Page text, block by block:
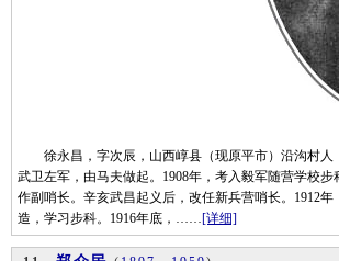
徐永昌，字次辰，山西崞县（现原平市）沿沟村人
武卫左军，由马夫做起。1908年，考入毅军随营学校
作副哨长。辛亥武昌起义后，改任新兵营哨长。1912
造，学习步科。1916年底，……[详细]